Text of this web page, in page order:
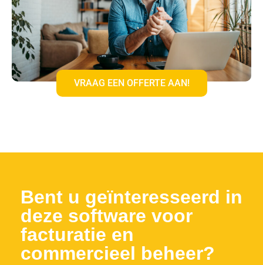
VRAAG EEN OFFERTE AAN!
Bent u geïnteresseerd in
deze software voor
facturatie en
commercieel beheer?